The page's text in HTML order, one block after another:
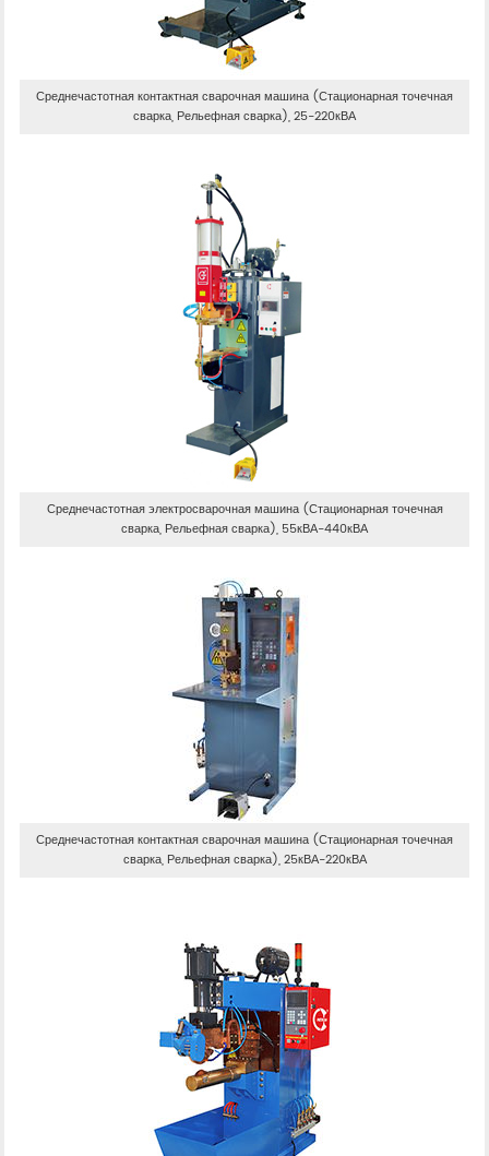
Среднечастотная контактная сварочная машина (Стационарная точечная
сварка, Рельефная сварка), 25-220кВА
Среднечастотная электросварочная машина (Стационарная точечная
сварка, Рельефная сварка), 55кВА-440кВА
Среднечастотная контактная сварочная машина (Стационарная точечная
сварка, Рельефная сварка), 25кВА-220кВА